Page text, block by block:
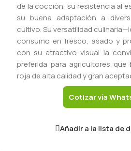
de la cocción, su resistencia al
su buena adaptación a
cultivo. Su versatilidad
consumo en fresco, asado y
con su atractivo visual la
preferida para agricultores que
roja de alta calidad y gran
Cotizar vía
Añadir a la lista de